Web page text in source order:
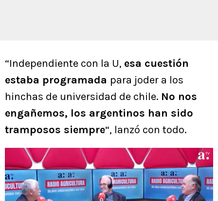
“Independiente con la U, esa cuestión
estaba programada para joder a los
hinchas de universidad de chile. No nos
engañemos, los argentinos han sido
tramposos siempre“, lanzó con todo.